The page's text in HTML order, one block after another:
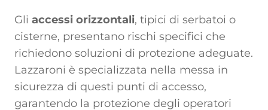
Gli accessi orizzontali, tipici di serbatoi o
cisterne, presentano rischi specifici che
richiedono soluzioni di protezione adeguate.
Lazzaroni è specializzata nella messa in
sicurezza di questi punti di accesso,
garantendo la protezione degli operatori